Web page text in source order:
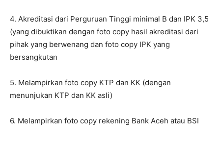
4. Akreditasi dari Perguruan Tinggi minimal B dan IPK 3,5
(yang dibuktikan dengan foto copy hasil akreditasi dari
pihak yang berwenang dan foto copy IPK yang
bersangkutan
5. Melampirkan foto copy KTP dan KK (dengan
menunjukan KTP dan KK asli)
6. Melampirkan foto copy rekening Bank Aceh atau BSI